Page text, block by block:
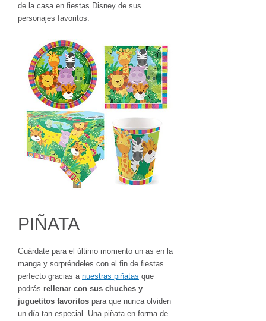
de la casa en fiestas Disney de sus
personajes favoritos.
PIÑATA
Guárdate para el último momento un as en la
manga y sorpréndeles con el fin de fiestas
perfecto gracias a nuestras piñatas que
podrás rellenar con sus chuches y
juguetitos favoritos para que nunca olviden
un día tan especial. Una piñata en forma de